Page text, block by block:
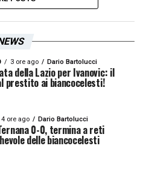
3 ore ago Dario Bartolucci
della Lazio per Ivanovic: il
prestito ai biancocelesti!
4 ore ago Dario Bartolucci
0-0, termina a reti
delle biancocelesti